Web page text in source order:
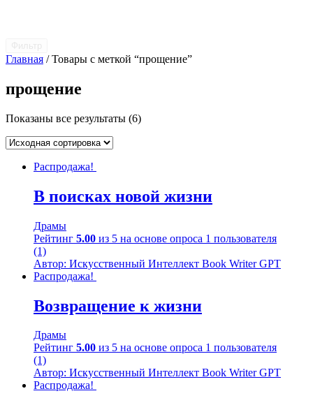
Главная / Товары с меткой “прощение”
прощение
Показаны все результаты (6)
Распродажа!
В поисках новой жизни
Драмы
Рейтинг 5.00 из 5 на основе опроса 1 пользователя
(1)
Автор: Искусственный Интеллект Book Writer GPT
Распродажа!
Возвращение к жизни
Драмы
Рейтинг 5.00 из 5 на основе опроса 1 пользователя
(1)
Автор: Искусственный Интеллект Book Writer GPT
Распродажа!